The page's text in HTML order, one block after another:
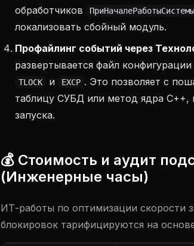
обработчиков
ПриНачалеРаботыСистемы
локализовать сбойный модуль.
Профайлинг событий через
развертывается файл конфигурации
TLOCK и EXCP . Это позволяет с
таблицу СУБД или метод ядра C++,
запуска.
💰 Стоимость и аудит
(Инженерные часы)
ИТ-работы по оптимизации скорости
блокировок тарифицируются на